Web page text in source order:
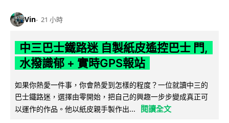
Vin 21 小時
中三巴士鐵路迷 自製紙皮遙控巴士 門,
水撥識郁 + 實時GPS報站
如果你熱愛一件事，你會熱愛到怎樣的程度？一位就讀中三的
巴士鐵路迷，選擇由零開始，把自己的興趣一步步變成真正可
以運作的作品。他以紙皮親手製作出...
閱讀全文